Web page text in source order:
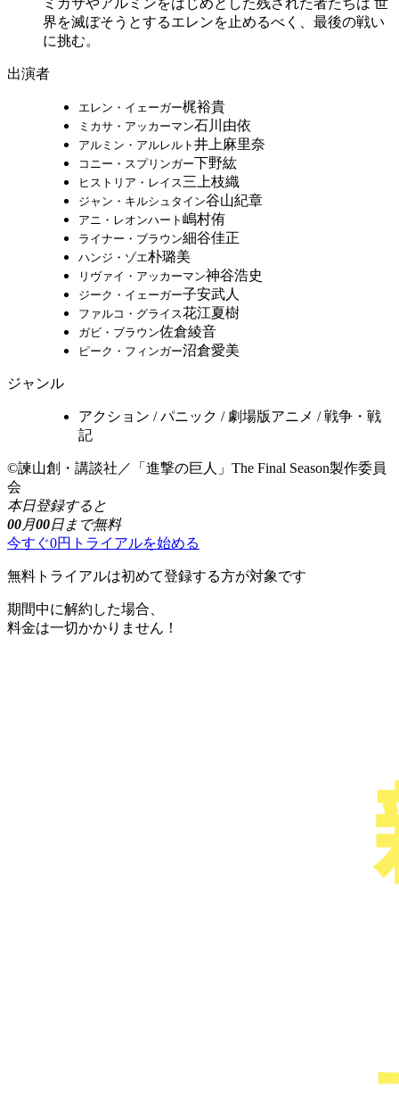
界を滅ぼそうとするエレンを止めるべく、最後の戦い
に挑む。
出演者
エレン・イェーガー梶裕貴
ミカサ・アッカーマン石川由依
アルミン・アルレルト 井上麻里奈
コニー・スプリンガー下野紘
ヒストリア・レイス 三上枝織
ジャン・キルシュタイン谷山紀章
アニ・レオンハート 嶋村侑
ライナー・ブラウン細谷佳正
ハンジ・ゾエ朴璐美
リヴァイ・アッカーマン神谷浩史
ジーク・イェーガー子安武人
ファルコ・グライス花江夏樹
ガビ・ブラウン佐倉綾音
ピーク・フィンガー沼倉愛美
ジャンル
アクション / パニック / 劇場版アニメ / 戦争・戦
記
©諫山創・講談社／「進撃の巨人」The Final Season製作委員
会
本日登録すると
00月00日まで無料
今すぐ0円トライアルを始める
無料トライアルは初めて登録する方が対象です
期間中に解約した場合、
料金は一切かかりません！